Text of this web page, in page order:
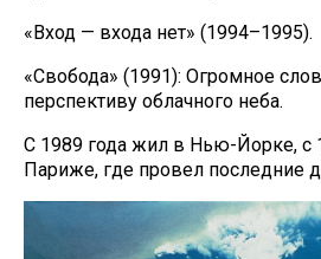
«Вход — входа нет» (1994–1995).
«Свобода» (1991): Огромное
перспективу облачного неба.
С 1989 года жил в Нью-Йорке, с
Париже, где провел последние